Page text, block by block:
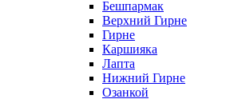
Бешпармак
Верхний Гирне
Гирне
Каршияка
Лапта
Нижний Гирне
Озанкой